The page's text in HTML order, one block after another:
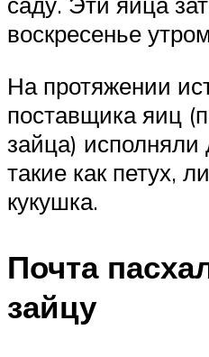
воскресенье
На протяжении
поставщика яиц
зайца) исполняли
такие как петух,
кукушка.
Почта
зайцу